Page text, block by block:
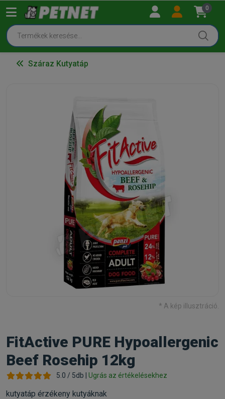
0
Száraz Kutyatáp
* A kép illusztráció.
FitActive PURE Hypoallergenic
Beef Rosehip 12kg
5.0 / 5db | Ugrás az értékelésekhez
kutyatáp érzékeny kutyáknak